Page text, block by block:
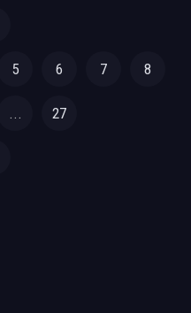
5 6 7 8
... 27